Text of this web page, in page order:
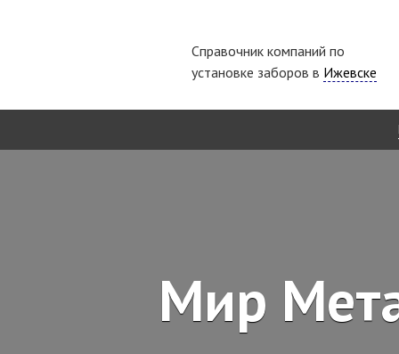
Справочник компаний по
установке заборов в Ижевске
Мир